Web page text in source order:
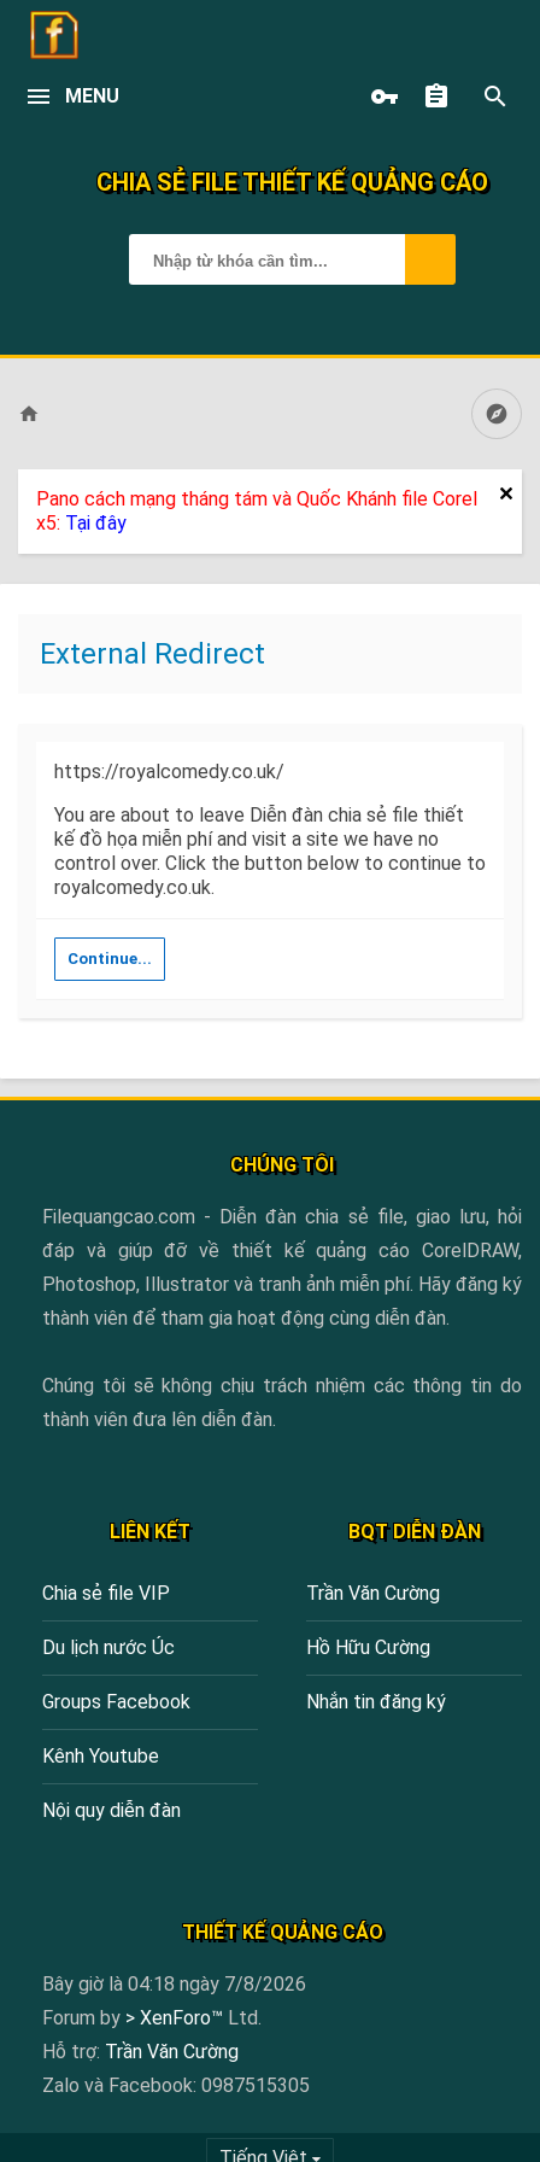
MENU
CHIA SẺ FILE THIẾT KẾ QUẢNG CÁO
Pano cách mạng tháng tám và Quốc Khánh file Corel
x5: Tại đây
External Redirect
https://royalcomedy.co.uk/
You are about to leave Diễn đàn chia sẻ file thiết
kế đồ họa miễn phí and visit a site we have no
control over. Click the button below to continue to
royalcomedy.co.uk.
Continue...
CHÚNG TÔI
Filequangcao.com - Diễn đàn chia sẻ file, giao lưu, hỏi
đáp và giúp đỡ về thiết kế quảng cáo CorelDRAW,
Photoshop, Illustrator và tranh ảnh miễn phí. Hãy đăng ký
thành viên để tham gia hoạt động cùng diễn đàn.
Chúng tôi sẽ không chịu trách nhiệm các thông tin do
thành viên đưa lên diễn đàn.
LIÊN KẾT
Chia sẻ file VIP
Du lịch nước Úc
Groups Facebook
Kênh Youtube
Nội quy diễn đàn
BQT DIỄN ĐÀN
Trần Văn Cường
Hồ Hữu Cường
Nhắn tin đăng ký
THIẾT KẾ QUẢNG CÁO
Bây giờ là 04:18 ngày 7/8/2026
Forum by > XenForo™ Ltd.
Hỗ trợ: Trần Văn Cường
Zalo và Facebook: 0987515305